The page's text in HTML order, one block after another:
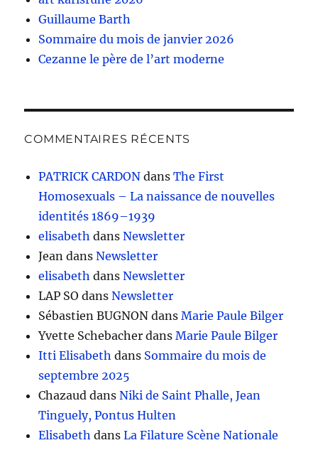
Guillaume Barth
Sommaire du mois de janvier 2026
Cezanne le père de l’art moderne
COMMENTAIRES RÉCENTS
PATRICK CARDON dansThe First
Homosexuals – La naissance de nouvelles
identités 1869–1939
elisabeth dansNewsletter
Jean dansNewsletter
elisabeth dansNewsletter
LAP SO dansNewsletter
Sébastien BUGNON dansMarie Paule Bilger
Yvette Schebacher dansMarie Paule Bilger
Itti Elisabeth dans Sommaire du mois de
septembre 2025
Chazaud dansNiki de Saint Phalle, Jean
Tinguely, Pontus Hulten
Elisabeth dansLa Filature Scène Nationale